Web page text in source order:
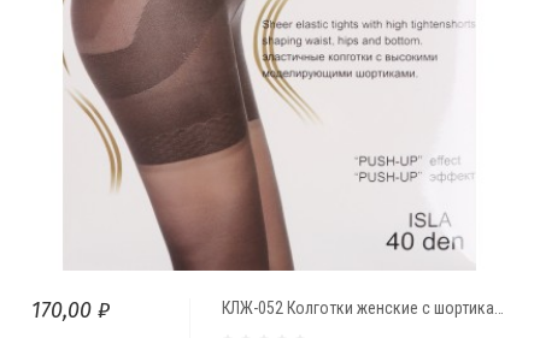
КЛЖ-052 Колготки женские с шортиками с эффектом пуш-ап, 40 ден
170,00 ₽